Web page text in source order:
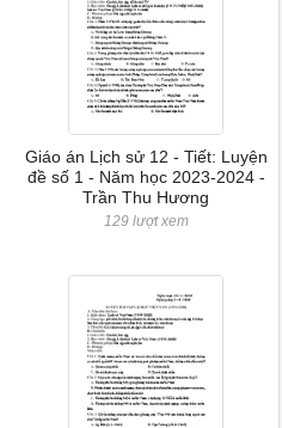
Giáo án Lịch sử 12 - Tiết: Luyện
đề số 1 - Năm học 2023-2024 -
Trần Thu Hương
129 lượt xem